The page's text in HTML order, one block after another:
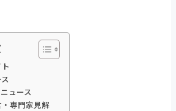
ュース
専門家見解